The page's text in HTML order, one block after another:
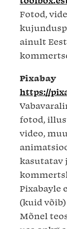
Fotod,
ainult
Pixabay
https://
fotod,
video,
kasutatav
Pixabayle
(kuid
Mõnel